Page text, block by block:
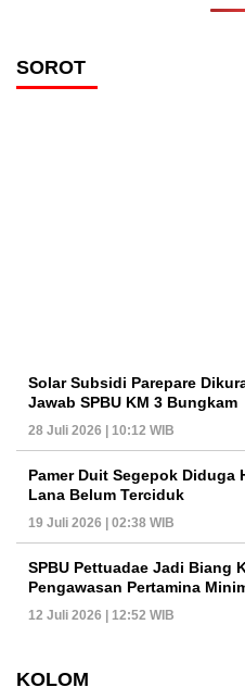
SOROT
Solar Subsidi Parepare
Jawab SPBU KM 3 Bungkam
28 Juli 2026 | 10:12 WIB
Pamer Duit Segepok Diduga
Lana Belum Terciduk
19 Juli 2026 | 02:38 WIB
SPBU Pettuadae Jadi Biang
Pengawasan Pertamina
12 Juli 2026 | 12:52 WIB
KOLOM